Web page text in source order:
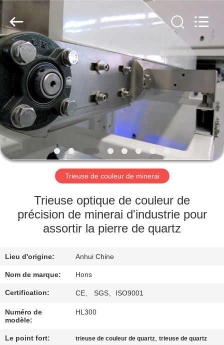
MAISON
PRODUITS
AU
SUJET
DE
NOUS
VISITE
D'USINE
DE
QUALITÉ
CONTACTEZ-
NOUS
High-
tech
Co.,Ltd.
All
Rights
Reserved.
Trieuse de couleur de minerai
Trieuse optique de couleur de
précision de minerai d'industrie pour
assortir la pierre de quartz
Lieu d'origine: Anhui Chine
Nom de marque: Hons
Certification: CE、 SGS、ISO9001
Numéro de
modèle:
HL300
Le point fort: trieuse de couleur de quartz,trieuse de quartz